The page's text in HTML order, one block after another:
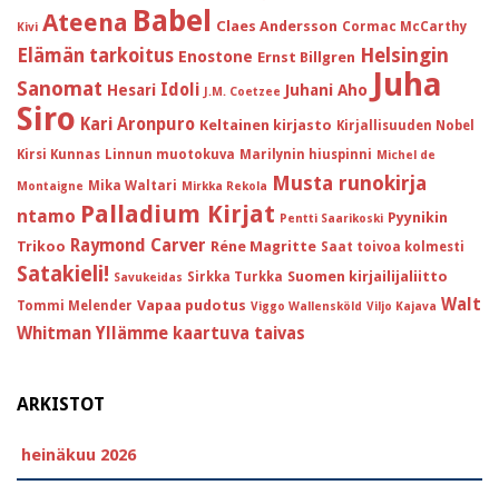
Kivi Ateena Babel Claes Andersson Cormac McCarthy
Elämän tarkoitus Enostone Ernst Billgren Helsingin
Sanomat Hesari Idoli J.M. Coetzee Juhani Aho Juha
Siro Kari Aronpuro Keltainen kirjasto Kirjallisuuden Nobel
Kirsi Kunnas Linnun muotokuva Marilynin hiuspinni Michel de
Montaigne Mika Waltari Mirkka Rekola Musta runokirja
ntamo Palladium Kirjat Pentti Saarikoski Pyynikin
Trikoo Raymond Carver Réne Magritte Saat toivoa kolmesti
Satakieli! Savukeidas Sirkka Turkka Suomen kirjailijaliitto
Tommi Melender Vapaa pudotus Viggo Wallensköld Viljo Kajava Walt
Whitman Yllämme kaartuva taivas
ARKISTOT
heinäkuu 2026